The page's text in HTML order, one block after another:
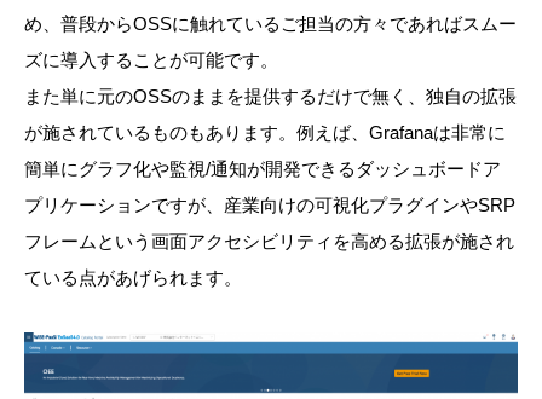
め、普段からOSSに触れているご担当の方々であればスムー
ズに導入することが可能です。
また単に元のOSSのままを提供するだけで無く、 独自の拡張
が施されているものもあります。例えば、Grafanaは非常に
簡単にグラフ化や監視/通知が開発できるダッシュボードア
プリケーションですが、産業向けの可視化プラグインやSRP
フレームという画面アクセシビリティを高める拡張が施され
ている点があげられます。